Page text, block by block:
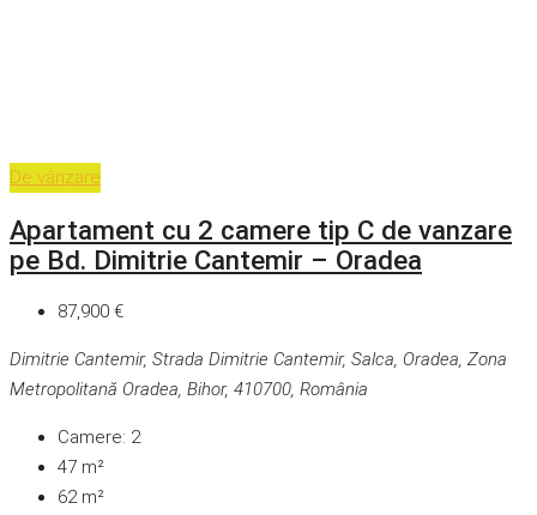
De vânzare
Apartament cu 2 camere tip C de vanzare
pe Bd. Dimitrie Cantemir – Oradea
87,900 €
Dimitrie Cantemir, Strada Dimitrie Cantemir, Salca, Oradea, Zona
Metropolitană Oradea, Bihor, 410700, România
Camere: 2
47 m²
62m²